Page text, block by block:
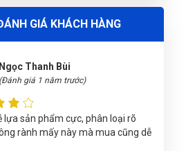
KHÍ NI TƠ ER-HP1670B/DN
TẠO KHÍ NI TƠ ER-HP1670B/DN
Khánh Duy
MÁY TẠO KHÍ NI TƠ ER-
GIÁ KHÁCH HÀNG
Thanh Bùi
giá 1 năm trước)
lựa sản phẩm cực, phân loại rõ
rành mấy này mà mua cũng dễ
Phan
giá 1 năm trước)